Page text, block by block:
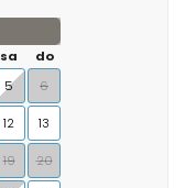
sa
do
5 6
12 13
19 20